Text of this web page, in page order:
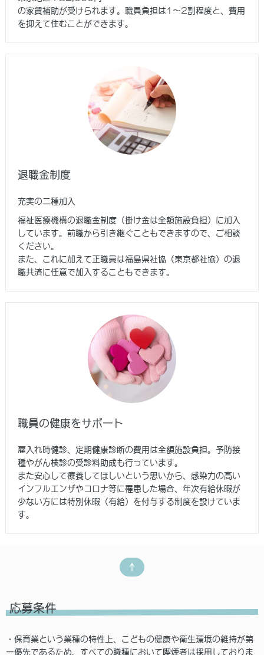
の家賃補助が受けられます。職員負担は1～2割程度と、費用
を抑えて住むことができます。
退職金制度
充実の二種加入
福祉医療機構の退職金制度（掛け金は全額施設負担）に加入
しています。前職から引き継ぐこともできますので、ご相談
ください。
また、これに加えて正職員は福島県社協（東京都社協）の退
職共済に任意で加入することもできます。
職員の健康をサポート
雇入れ時健診、定期健康診断の費用は全額施設負担。予防接
種やがん検診の受診料助成も行っています。
また安心して療養してほしいという思いから、感染力の高い
インフルエンザやコロナ等に罹患した場合、年次有給休暇が
少ない方には特別休暇（有給）を付与する制度を設けていま
す。
↑
応募条件
・保育業という業種の特性上、こどもの健康や衛生環境の維持が第
一優先であるため、すべての職種において喫煙者は採用しておりま